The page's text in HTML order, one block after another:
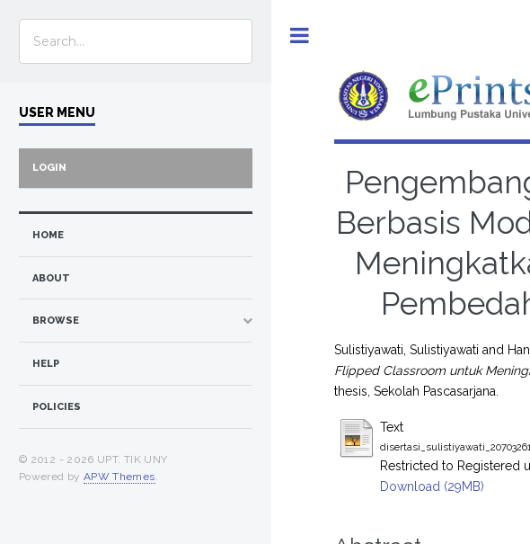
Berbasis
Sulistiyawati, Sulistiyawati and
Flipped Classroom untuk
thesis, Sekolah Pascasarjana.
Text
Restricted to Registered
Download (29MB)
USER MENU
LOGIN
HOME
ABOUT
BROWSE
HELP
POLICIES
© 2012 - 2026 UPT. TIK UNY
Powered by APW Themes